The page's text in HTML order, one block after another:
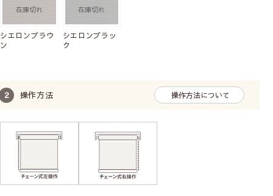
洗濯コーナーの生活感を目隠しに
に変身！おしゃれな洗面空間に生まれ変わります。
シエロンブラウ
ン
シエロンブラッ
ク
操作方法 操作方法について